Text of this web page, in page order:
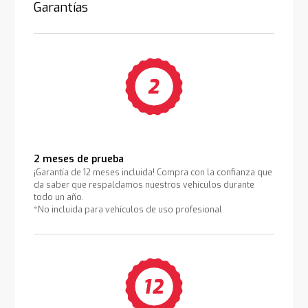
Garantías
2 meses de prueba
¡Garantía de 12 meses incluida! Compra con la confianza que
da saber que respaldamos nuestros vehículos durante
todo un año.
*No incluida para vehículos de uso profesional